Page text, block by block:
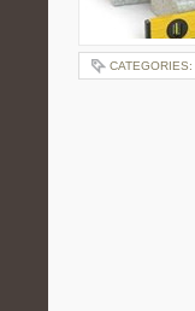
CATEGORIES: